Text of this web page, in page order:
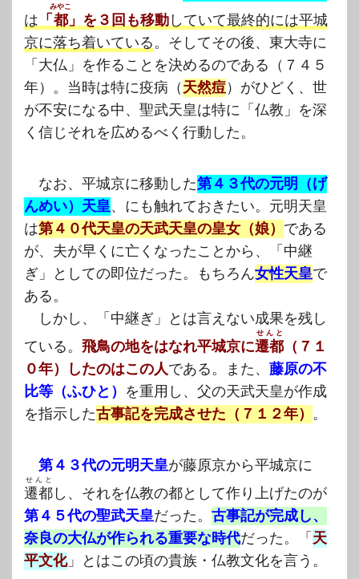
は 「都
みやこ
」を３回も移動していて最終的には平城
京に落ち着いている。そしてその後、東大寺に
「大仏」を作ることを決めるのである（７４５
年）。当時は特に疫病（天然痘）がひどく、世
が不安になる中、聖武天皇は特に「仏教」を深
く信じそれを広めるべく行動した。
なお、平城京に移動した第４３代の元明（げ
んめい）天皇、にも触れておきたい。元明天皇
は第４０代天皇の天武天皇の皇女（娘） である
が、夫が早くに亡くなったことから、「中継
ぎ」としての即位だった。もちろん女性天皇で
ある。
しかし、「中継ぎ」とは言えない成果を残し
ている。 飛鳥の地をはなれ平城京に遷都
せんと
（７１
０年）したのはこの人である。また、 藤原の不
比等（ふひと） を重用し、父の天武天皇が作成
を指示した古事記を完成させた（７１２年） 。
第４３代の元明天皇が藤原京から平城京に
遷都
せんと
し、それを仏教の都として作り上げたのが
第４５代の聖武天皇だった。 古事記が完成し、
奈良の大仏が作られる重要な時代だった。「天
平文化」とはこの頃の貴族・仏教文化を言う。